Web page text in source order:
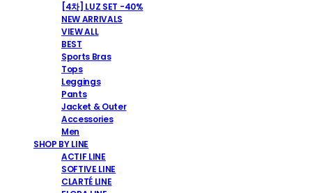
[4차] LUZ SET -40%
NEW ARRIVALS
VIEW ALL
BEST
Sports Bras
Tops
Leggings
Pants
Jacket & Outer
Accessories
Men
SHOP BY LINE
ACTIF LINE
SOFTIVE LINE
CLARTÉ LINE